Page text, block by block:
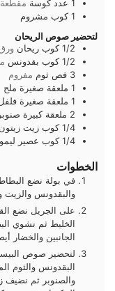
1 عدد كوسة مقطعة
1 كوب مشروم
لتحضير صوص الريحان
1/2 كوب ريحان ورق
1/2 كوب بقدونس
3 فص ثوم مفروم
1 ملعقة صغيرة ملح
1 ملعقة صغيرة
2 ملعقة كبيرة صنوبر
1/4 كوب زيت زيتون
1/4 كوب عصير
الخطوات
في بولة نضع
والبقدونس والزيت
على الجريل نضع
الخليط ثم نشوي
الجانبين والخضار
لتحضير صوص
البقدونس والثوم
والصنوبر ثم نضيف